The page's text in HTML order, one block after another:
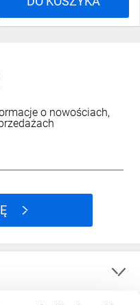
o nowościach,